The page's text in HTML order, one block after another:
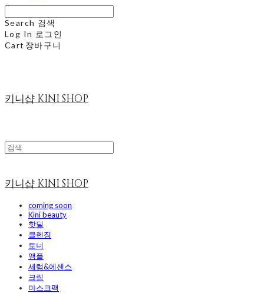
Search 검색
Log In 로그인
Cart 장바구니
키니샵 KINI SHOP
키니샵 KINI SHOP
coming soon
Kini beauty
핫딜
클렌징
토너
앰플
세럼&에센스
크림
마스크팩